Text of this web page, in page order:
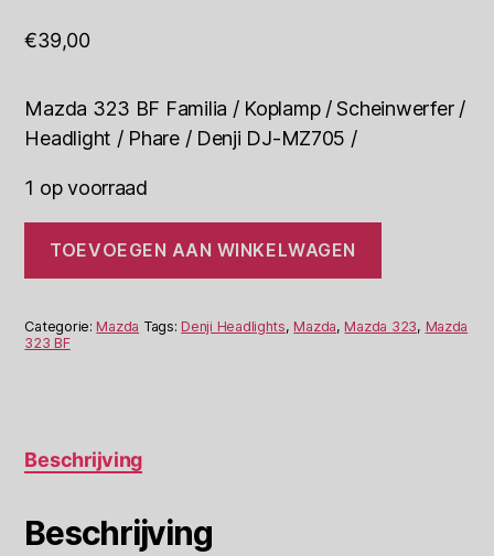
€39,00
Mazda 323 BF Familia / Koplamp / Scheinwerfer /
Headlight / Phare / Denji DJ-MZ705 /
1 op voorraad
BF
Koplamp
Denji
TOEVOEGEN AAN WINKELWAGEN
Categorie: Mazda Tags: Denji Headlights, Mazda, Mazda 323, Mazda
323 BF
Beschrijving
Beschrijving